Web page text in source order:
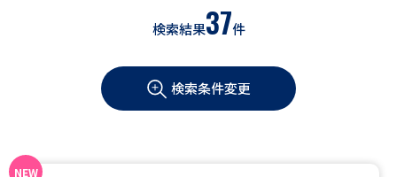
大学・短大の資料種類から請求
学部・学科パンフ
検索結果37件
検索条件変更